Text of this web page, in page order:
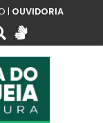
| OUVIDORIA